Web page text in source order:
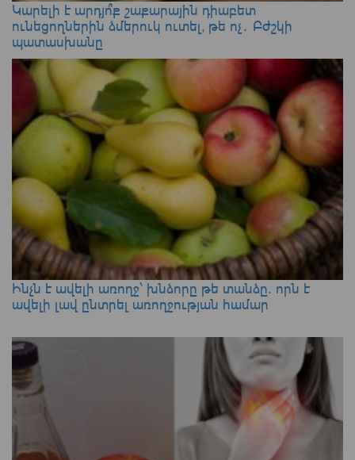
Կարելի է արդյո՞ք շաքարային դիաբետ
ունեցողներին ձմերուկ ուտել, թե ոչ․ Բժշկի
պատասխանը
Ինչն է ավելի առողջ՝ խնձորը թե տանձը. որն է
ավելի լավ ընտրել առողջության համար